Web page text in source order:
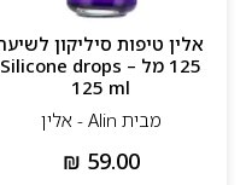
אלין טיפות סיליקון לשיער
125 מל – Silicone drops
125 ml
מבית Alin - אלין
₪ 59.00